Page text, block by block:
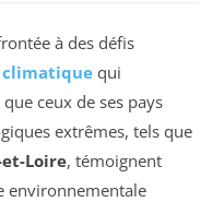
à des défis
climatique qui
ceux de ses pays
extrêmes, tels que
Loire, témoignent
environnementale